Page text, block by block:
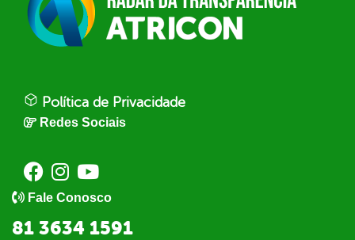
Política de Privacidade
Redes Sociais
Fale Conosco
81 3634 1591